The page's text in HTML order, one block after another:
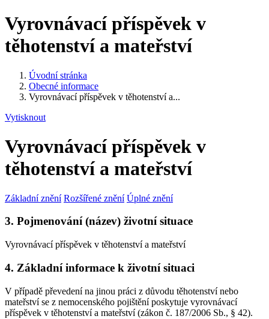
Vyrovnávací příspěvek v
těhotenství a mateřství
Úvodní stránka
Obecné informace
Vyrovnávací příspěvek v těhotenství a...
Vytisknout
Vyrovnávací příspěvek v
těhotenství a mateřství
Základní znění Rozšířené znění Úplné znění
3. Pojmenování (název) životní situace
Vyrovnávací příspěvek v těhotenství a mateřství
4. Základní informace k životní situaci
V případě převedení na jinou práci z důvodu těhotenství nebo
mateřství se z nemocenského pojištění poskytuje vyrovnávací
příspěvek v těhotenství a mateřství (zákon č. 187/2006 Sb., § 42).